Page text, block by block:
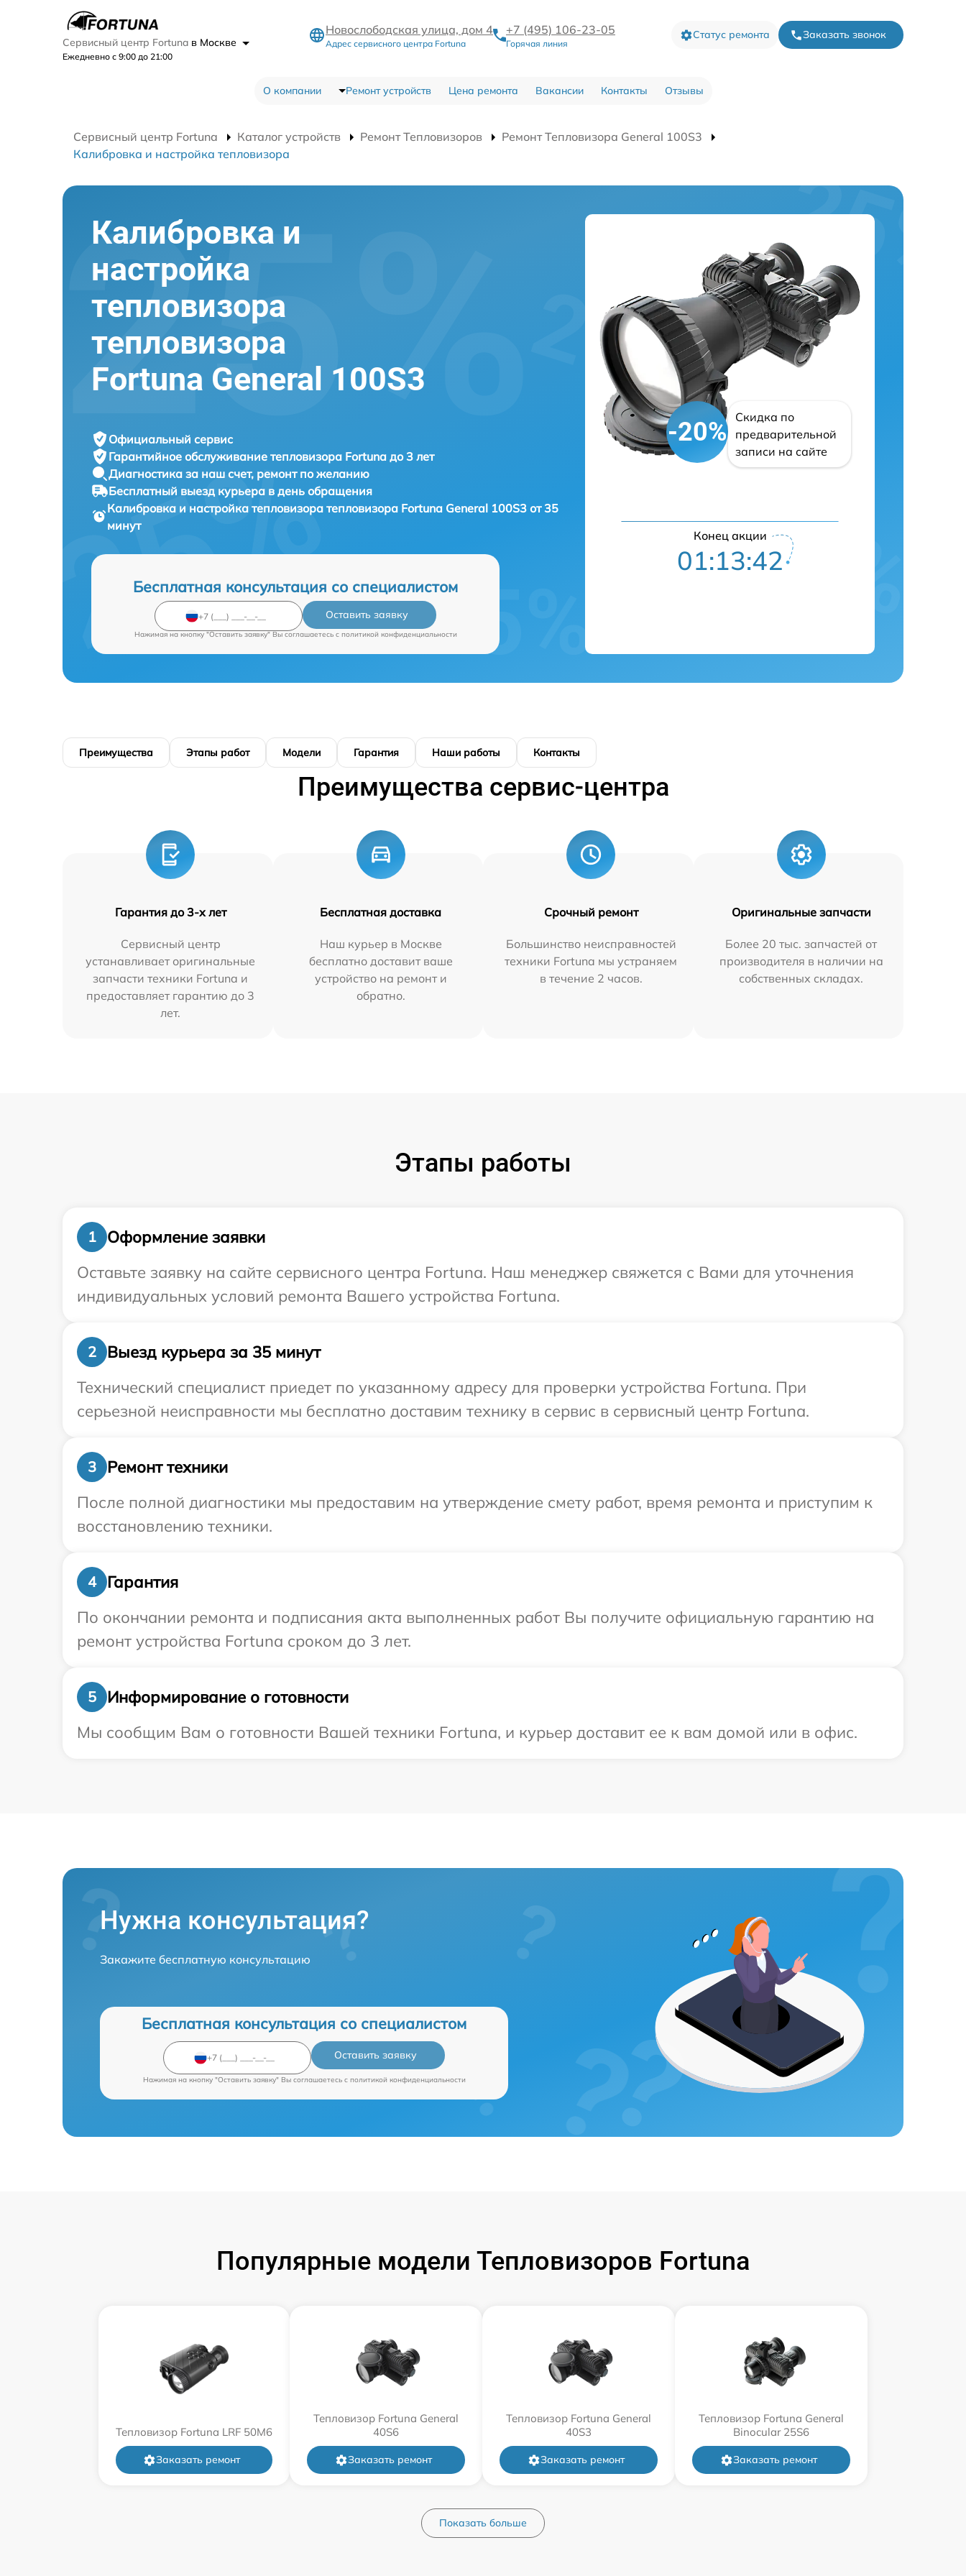
Сервисный центр Fortuna в Москве
Ежедневно с 9:00 до 21:00
Новослободская улица, дом 4
Адрес сервисного центра Fortuna
+7 (495) 106-23-05
Горячая линия
Статус ремонта Заказать звонок
О компании Ремонт устройств Цена ремонта Вакансии Контакты Отзывы
Сервисный центр Fortuna Каталог устройств Ремонт Тепловизоров
Ремонт Тепловизора General 100S3
Калибровка и настройка тепловизора
Калибровка и
настройка
тепловизора
тепловизора
Fortuna General 100S3
Официальный сервис
Гарантийное обслуживание тепловизора Fortuna до 3 лет
Диагностика за наш счет, ремонт по желанию
Бесплатный выезд курьера в день обращения
Калибровка и настройка тепловизора тепловизора Fortuna General 100S3 от 35
минут
Бесплатная консультация со специалистом
Оставить заявку
Нажимая на кнопку "Оставить заявку" Вы соглашаетесь c политикой конфиденциальности
-20%
Скидка по
предварительной
записи на сайте
Конец акции
01:13:41
Преимущества Этапы работ Модели Гарантия Наши работы Контакты
Преимущества сервис-центра
Гарантия до 3-х лет
Сервисный центр
устанавливает оригинальные
запчасти техники Fortuna и
предоставляет гарантию до 3
лет.
Бесплатная доставка
Наш курьер в Москве
бесплатно доставит ваше
устройство на ремонт и
обратно.
Срочный ремонт
Большинство неисправностей
техники Fortuna мы устраняем
в течение 2 часов.
Оригинальные запчасти
Более 20 тыс. запчастей от
производителя в наличии на
собственных складах.
Этапы работы
1
Оформление заявки
Оставьте заявку на сайте сервисного центра Fortuna. Наш менеджер свяжется с Вами для уточнения
индивидуальных условий ремонта Вашего устройства Fortuna.
2
Выезд курьера за 35 минут
Технический специалист приедет по указанному адресу для проверки устройства Fortuna. При
серьезной неисправности мы бесплатно доставим технику в сервис в сервисный центр Fortuna.
3
Ремонт техники
После полной диагностики мы предоставим на утверждение смету работ, время ремонта и приступим к
восстановлению техники.
4
Гарантия
По окончании ремонта и подписания акта выполненных работ Вы получите официальную гарантию на
ремонт устройства Fortuna сроком до 3 лет.
5
Информирование о готовности
Мы сообщим Вам о готовности Вашей техники Fortuna, и курьер доставит ее к вам домой или в офис.
Нужна консультация?
Закажите бесплатную консультацию
Бесплатная консультация со специалистом
Оставить заявку
Нажимая на кнопку "Оставить заявку" Вы соглашаетесь c политикой конфиденциальности
Популярные модели Тепловизоров Fortuna
Тепловизор Fortuna LRF 50M6
Заказать ремонт
Тепловизор Fortuna General
40S6
Заказать ремонт
Тепловизор Fortuna General
40S3
Заказать ремонт
Тепловизор Fortuna General
Binocular 25S6
Заказать ремонт
Показать больше